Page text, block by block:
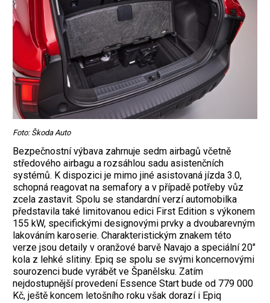
Foto: Škoda Auto
Bezpečnostní výbava zahrnuje sedm airbagů včetně
středového airbagu a rozsáhlou sadu asistenčních
systémů. K dispozici je mimo jiné asistovaná jízda 3.0,
schopná reagovat na semafory a v případě potřeby vůz
zcela zastavit. Spolu se standardní verzí automobilka
představila také limitovanou edici First Edition s výkonem
155 kW, specifickými designovými prvky a dvoubarevným
lakováním karoserie. Charakteristickým znakem této
verze jsou detaily v oranžové barvě Navajo a speciální 20"
kola z lehké slitiny. Epiq se spolu se svými koncernovými
sourozenci bude vyrábět ve Španělsku. Zatím
nejdostupnější provedení Essence Start bude od 779 000
Kč, ještě koncem letošního roku však dorazí i Epiq